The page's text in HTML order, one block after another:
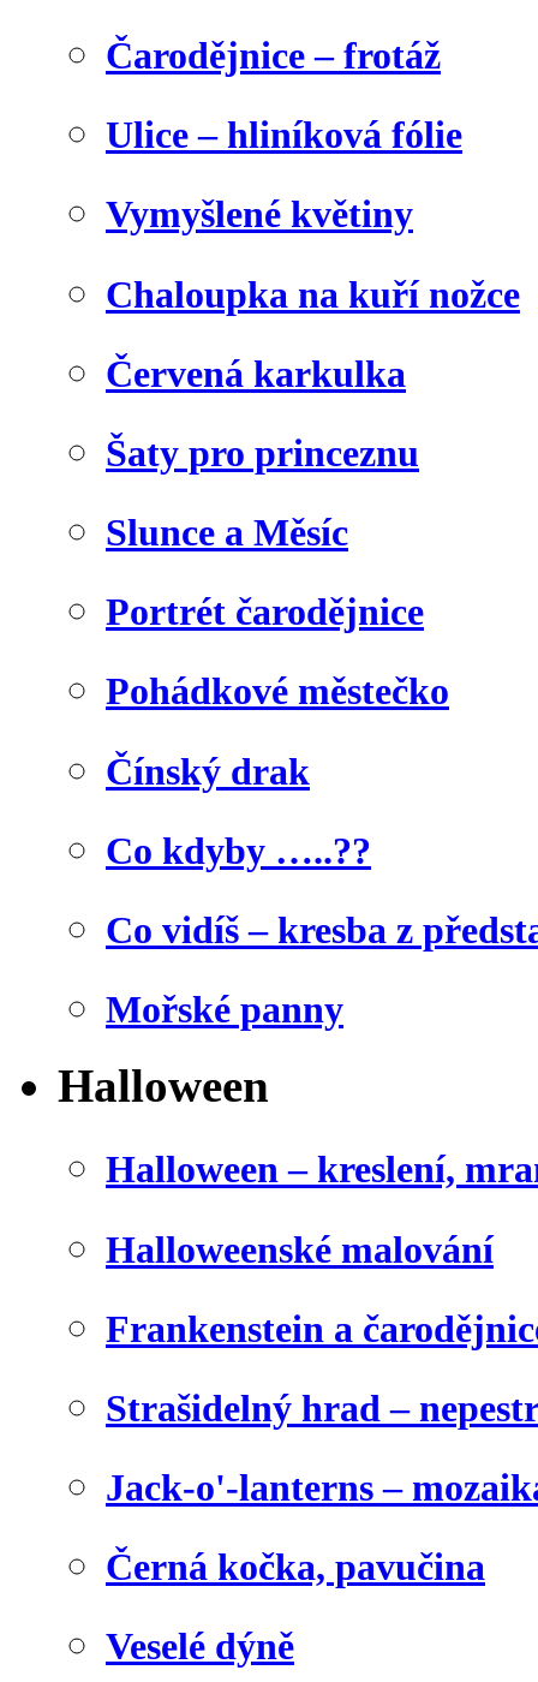
Čarodějnice – frotáž
Ulice – hliníková fólie
Vymyšlené květiny
Chaloupka na kuří nožce
Červená karkulka
Šaty pro princeznu
Slunce a Měsíc
Portrét čarodějnice
Pohádkové městečko
Čínský drak
Co kdyby …..??
Co vidíš – kresba z
Mořské panny
Halloween
Halloween – kreslení,
Halloweenské malování
Frankenstein a
Strašidelný hrad –
Jack-o'-lanterns –
Černá kočka, pavučina
Veselé dýně